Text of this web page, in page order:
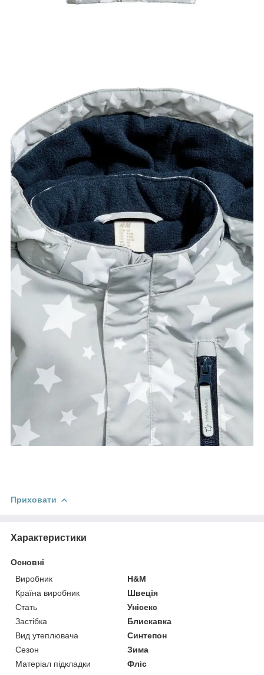
Приховати
Характеристики
Основні
Виробник
H&M
Країна виробник
Швеція
Стать
Унісекс
Застібка
Блискавка
Вид утеплювача
Синтепон
Сезон
Зима
Матеріал підкладки
Фліс